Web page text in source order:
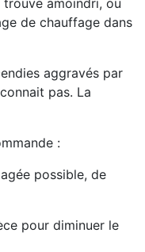
trouve amoindri, ou
de chauffage dans
aggravés par
pas. La
:
possible, de
pour diminuer le